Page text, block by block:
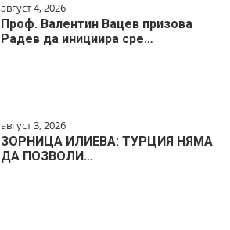
август 4, 2026
Проф. Валентин Вацев призова
Радев да инициира сре…
август 3, 2026
ЗОРНИЦА ИЛИЕВА: ТУРЦИЯ НЯМА
ДА ПОЗВОЛИ…